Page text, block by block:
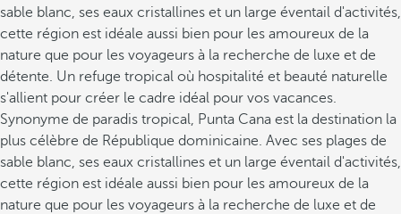
sable blanc, ses eaux cristallines et un large éventail d'activités,
cette région est idéale aussi bien pour les amoureux de la
nature que pour les voyageurs à la recherche de luxe et de
détente. Un refuge tropical où hospitalité et beauté naturelle
s'allient pour créer le cadre idéal pour vos vacances.
Synonyme de paradis tropical, Punta Cana est la destination la
plus célèbre de République dominicaine. Avec ses plages de
sable blanc, ses eaux cristallines et un large éventail d'activités,
cette région est idéale aussi bien pour les amoureux de la
nature que pour les voyageurs à la recherche de luxe et de